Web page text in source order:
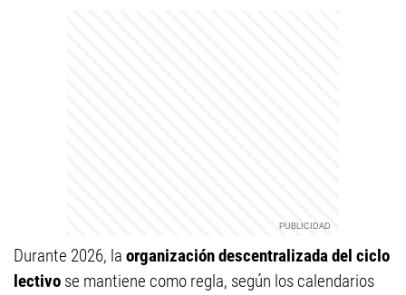
Durante 2026, la organización descentralizada del ciclo
lectivo se mantiene como regla, según los calendarios